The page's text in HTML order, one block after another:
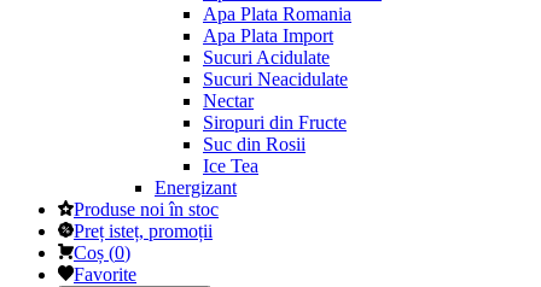
Apa Plata Romania
Apa Plata Import
Sucuri Acidulate
Sucuri Neacidulate
Nectar
Siropuri din Fructe
Suc din Rosii
Ice Tea
Energizant
Produse noi în stoc
Preț isteț, promoții
Coș (0)
Favorite